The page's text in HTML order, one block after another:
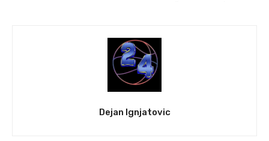
Dejan Ignjatovic